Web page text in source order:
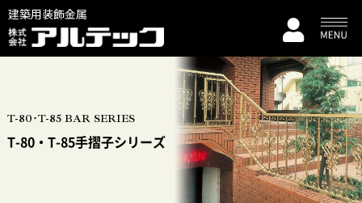
建築用装飾金属
T-80･T-85 BAR SERIES
T-80・T-85手摺子シリーズ